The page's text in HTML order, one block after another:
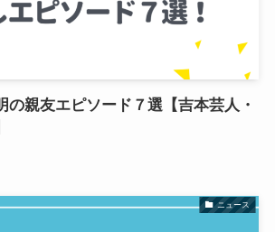
の親友エピソード７選【吉本芸人・
ニュース